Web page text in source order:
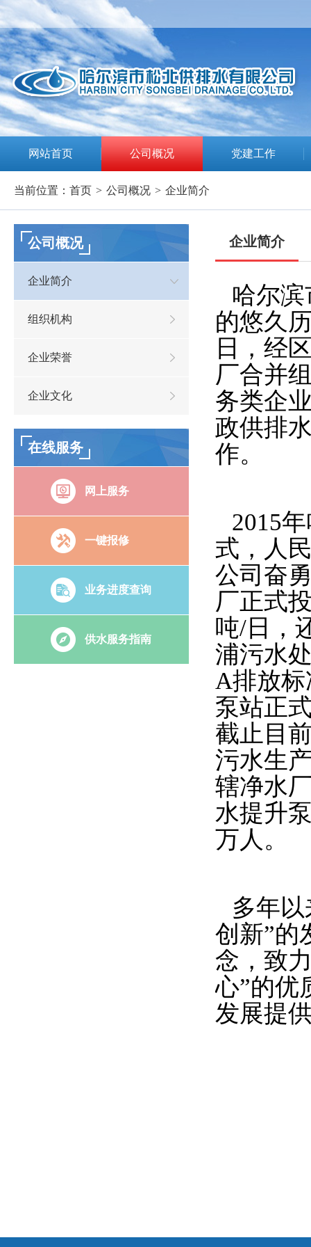
网站首页 公司概况 党建工作
当前位置： 首页 > 公司概况 > 企业简介
企业简介
哈尔
的悠久
日，经
厂合并
务类企
政供排
作。
2015
式，人
公司奋
厂正式
吨/日，
浦污水
A排放标
泵站正
截止目
污水生
辖净水
水提升
万人。
多年
创新”的
念，致
心”的优
发展提
公司概况
企业简介
组织机构
企业荣誉
企业文化
在线服务
网上服务
一键报修
业务进度查询
供水服务指南